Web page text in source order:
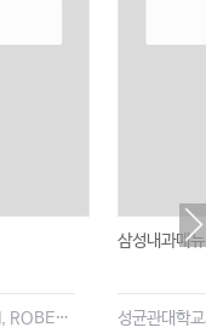
NILAM J. SONI, ROBERT ARNTFIELD, PIERRE KORY
삼성내과매